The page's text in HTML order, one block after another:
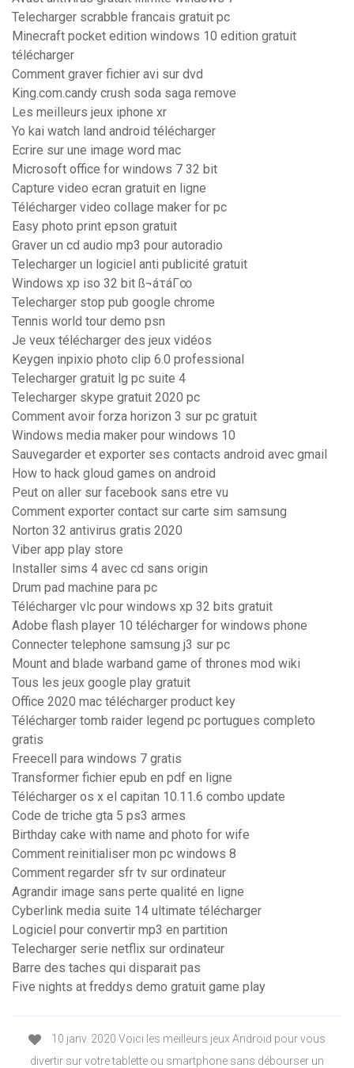
Telecharger scrabble francais gratuit pc
Minecraft pocket edition windows 10 edition gratuit
télécharger
Comment graver fichier avi sur dvd
King.com.candy crush soda saga remove
Les meilleurs jeux iphone xr
Yo kai watch land android télécharger
Ecrire sur une image word mac
Microsoft office for windows 7 32 bit
Capture video ecran gratuit en ligne
Télécharger video collage maker for pc
Easy photo print epson gratuit
Graver un cd audio mp3 pour autoradio
Telecharger un logiciel anti publicité gratuit
Windows xp iso 32 bit ß¬áτáΓ∞
Telecharger stop pub google chrome
Tennis world tour demo psn
Je veux télécharger des jeux vidéos
Keygen inpixio photo clip 6.0 professional
Telecharger gratuit lg pc suite 4
Telecharger skype gratuit 2020 pc
Comment avoir forza horizon 3 sur pc gratuit
Windows media maker pour windows 10
Sauvegarder et exporter ses contacts android avec gmail
How to hack gloud games on android
Peut on aller sur facebook sans etre vu
Comment exporter contact sur carte sim samsung
Norton 32 antivirus gratis 2020
Viber app play store
Installer sims 4 avec cd sans origin
Drum pad machine para pc
Télécharger vlc pour windows xp 32 bits gratuit
Adobe flash player 10 télécharger for windows phone
Connecter telephone samsung j3 sur pc
Mount and blade warband game of thrones mod wiki
Tous les jeux google play gratuit
Office 2020 mac télécharger product key
Télécharger tomb raider legend pc portugues completo
gratis
Freecell para windows 7 gratis
Transformer fichier epub en pdf en ligne
Télécharger os x el capitan 10.11.6 combo update
Code de triche gta 5 ps3 armes
Birthday cake with name and photo for wife
Comment reinitialiser mon pc windows 8
Comment regarder sfr tv sur ordinateur
Agrandir image sans perte qualité en ligne
Cyberlink media suite 14 ultimate télécharger
Logiciel pour convertir mp3 en partition
Telecharger serie netflix sur ordinateur
Barre des taches qui disparait pas
Five nights at freddys demo gratuit game play
10 janv. 2020 Voici les meilleurs jeux Android pour vous
divertir sur votre tablette ou smartphone sans débourser un